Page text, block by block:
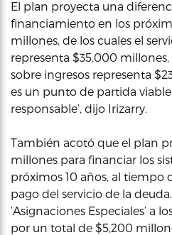
El plan proyecta una
financiamiento en los
millones, de los cuales el
representa $35,000 millones,
sobre ingresos representa
es un punto de partida
responsable’, dijo Irizarry.
También acotó que el plan
millones para financiar los
próximos 10 años, al tiempo
pago del servicio de la
‘Asignaciones Especiales’ a
por un total de $5,200